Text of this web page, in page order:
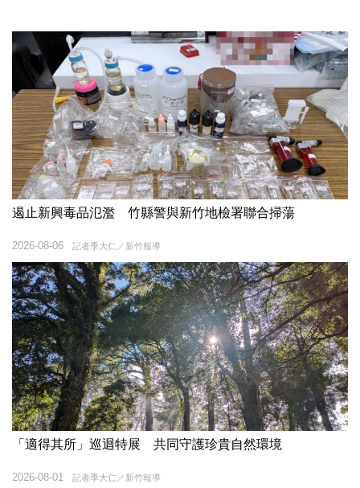
遏止新興毒品氾濫 竹縣警與新竹地檢署聯合掃蕩
記者季大仁／新竹報導
2026-08-06
「適得其所」巡迴特展 共同守護珍貴自然環境
記者季大仁／新竹報導
2026-08-01